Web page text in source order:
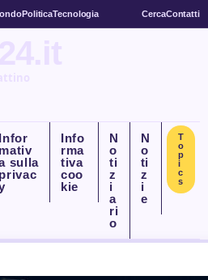
PoliticaTecnologia CercaContatti
Infor
mativ
sulla
privac
Info
rma
tiva
coo
kie
N
o
ti
z
i
a
ri
o
N
o
ti
z
i
e
T
o
p
i
c
s